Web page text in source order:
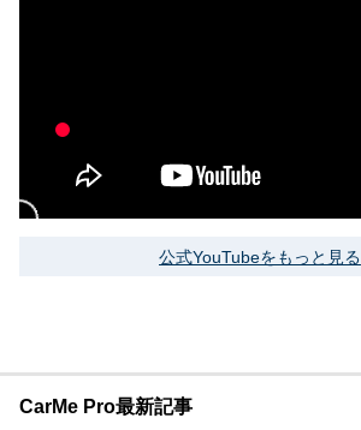
公式YouTubeをもっと見る
CarMe Pro最新記事